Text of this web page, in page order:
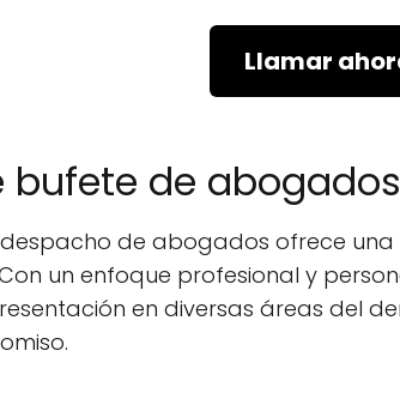
Llamar
bufete de
despacho de abogados ofrece
un enfoque profesional y
en diversas áreas del